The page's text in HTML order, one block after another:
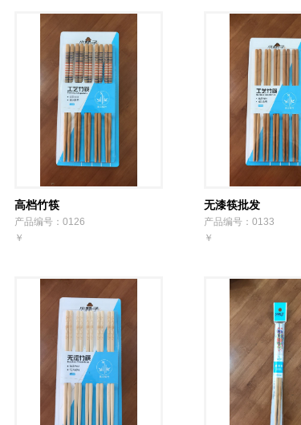
高档竹筷
产品编号：0126
￥
无漆筷批发
产品编号：0133
￥